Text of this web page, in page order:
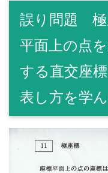
誤り問題
平面上の点
する直交座
表し方を学